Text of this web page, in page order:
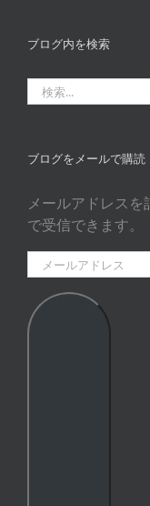
カ
ゴ
リ
ブログ内を検索
索
ブログをメールで購読
メールアドレス
で受信できます。
ー
ル
ア